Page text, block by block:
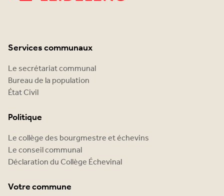
Services communaux
Le secrétariat communal
Bureau de la population
État Civil
Politique
Le collège des bourgmestre et échevins
Le conseil communal
Déclaration du Collège Échevinal
Votre commune